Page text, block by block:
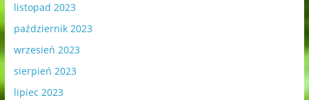
listopad 2023
październik 2023
wrzesień 2023
sierpień 2023
lipiec 2023